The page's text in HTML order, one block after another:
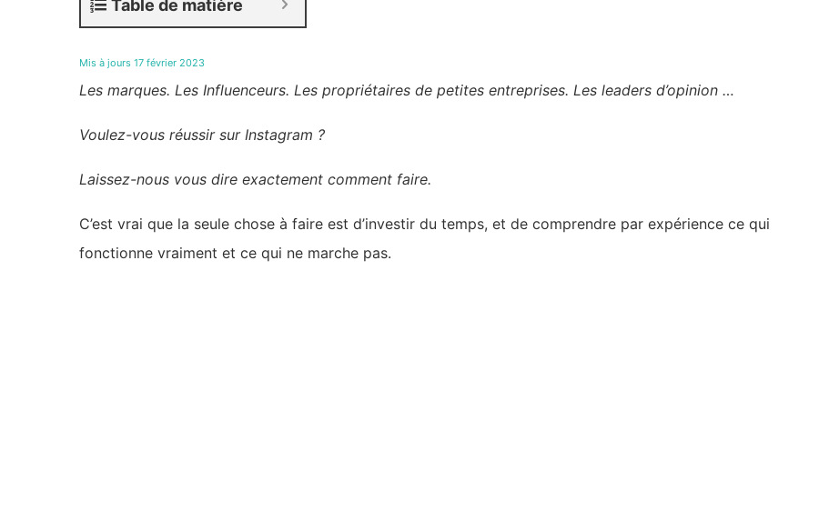
Table de matière
Mis à jours 17 février 2023
Les marques. Les Influenceurs. Les propriétaires de petites entreprises. Les leaders d’opinion …
Voulez-vous réussir sur Instagram ?
Laissez-nous vous dire exactement comment faire.
C’est vrai que la seule chose à faire est d’investir du temps, et de comprendre par expérience ce qui
fonctionne vraiment et ce qui ne marche pas.